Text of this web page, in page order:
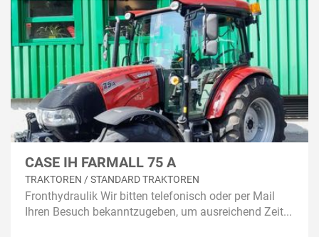
CASE IH FARMALL 75 A
TRAKTOREN / STANDARD TRAKTOREN
Fronthydraulik Wir bitten telefonisch oder per Mail
Ihren Besuch bekanntzugeben, um ausreichend Zeit...